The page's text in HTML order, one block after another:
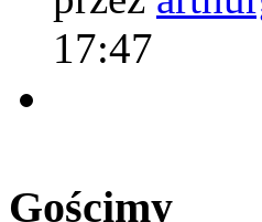
17:47
Gościmy